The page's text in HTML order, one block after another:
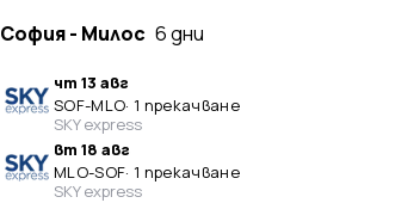
София- Милос 6 дни
чт 13 авг
SOF-MLO· 1 прекачване
SKY express
вт 18 авг
MLO-SOF· 1 прекачване
SKY express